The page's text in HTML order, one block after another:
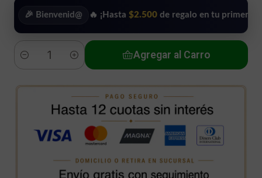
Bienvenid@ 🔥 ¡Hasta $2.500 de regalo en tu primera compra!
Cantidad
Agregar al Carro